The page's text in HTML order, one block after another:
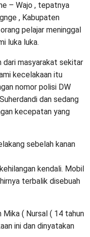
– Wajo , tepatnya
, Kabupaten
pelajar meninggal
luka luka.
dari masyarakat sekitar
kecelakaan itu
nomor polisi DW
dan sedang
kecepatan yang
sebelah kanan
kendali. Mobil
terbalik disebuah
Mika ( Nursal ( 14 tahun
ini dan dinyatakan